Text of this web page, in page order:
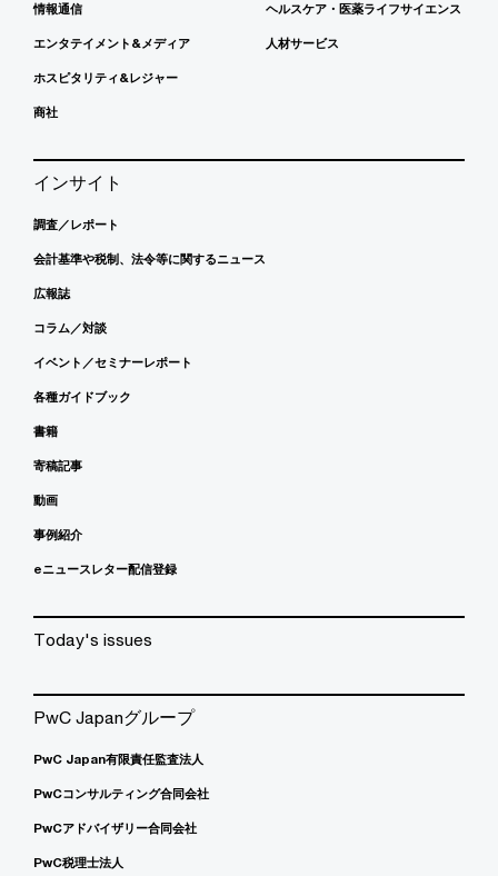
情報通信
エンタテイメント&メディア
ホスピタリティ&レジャー
商社
ヘルスケア・医薬ライフサイエンス
人材サービス
インサイト
調査／レポート
会計基準や税制、法令等に関するニュース
広報誌
コラム／対談
イベント／セミナーレポート
各種ガイドブック
書籍
寄稿記事
動画
事例紹介
eニュースレター配信登録
Today's issues
PwC Japanグループ
PwC Japan有限責任監査法人
PwCコンサルティング合同会社
PwCアドバイザリー合同会社
PwC税理士法人